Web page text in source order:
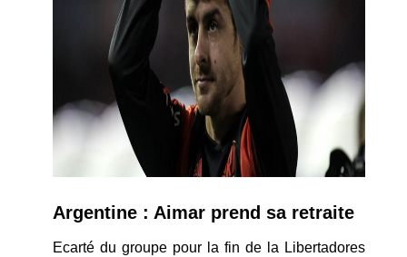
Argentine : Aimar prend sa retraite
Ecarté du groupe pour la fin de la Libertadores